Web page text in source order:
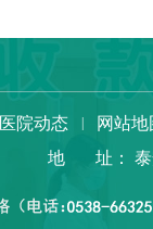
医院动态 |
网站地
地 址：